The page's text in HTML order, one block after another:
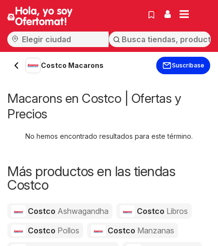
Hola, yo soy
Ofertomat!
Costco Macarons Suscríbase
Macarons en Costco | Ofertas y
Precios
No hemos encontrado resultados para este término.
Más productos en las tiendas
Costco
Costco Ashwagandha Costco Libros
Costco Pollos Costco Manzanas